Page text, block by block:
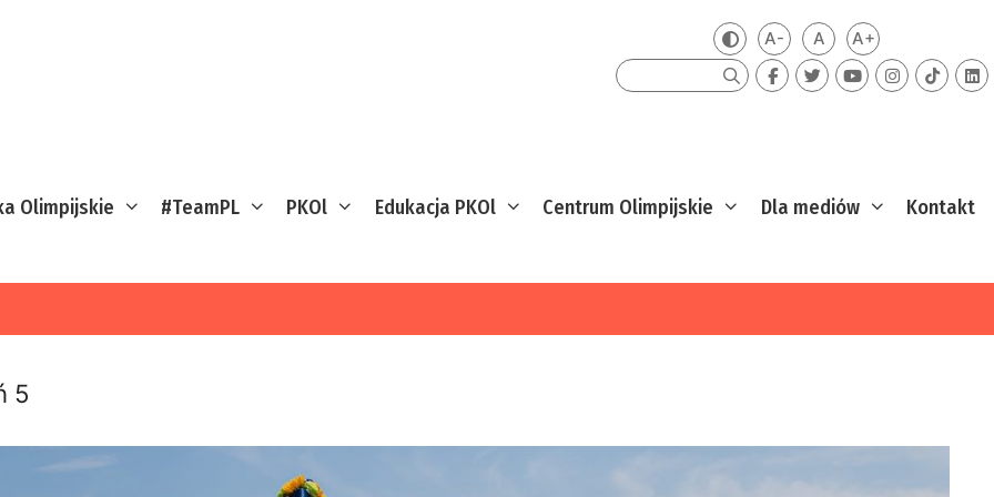
Zmień kontrast
A-Mniejsza czcionka
ADomyślna czcionka
A+Większa
Szukaj
Olimpijskie #TeamPL PKOl Edukacja PKOl Centrum Olimpijskie Dla mediów Kontakt
5